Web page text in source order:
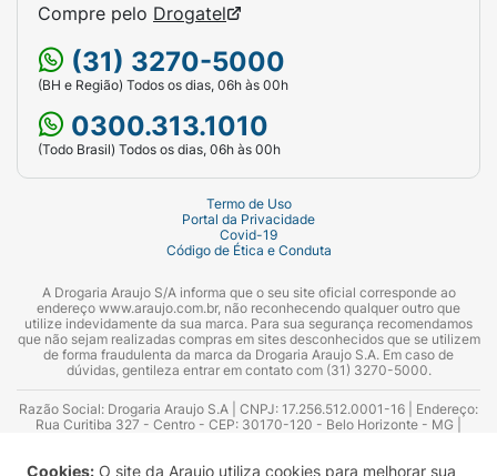
Cookies: O site da Araujo utiliza cookies para melhorar sua
Compre pelo Drogatel
(31) 3270-5000
(BH e Região) Todos os dias, 06h às 00h
0300.313.1010
(Todo Brasil) Todos os dias, 06h às 00h
Termo de Uso
Portal da Privacidade
Covid-19
Código de Ética e Conduta
A Drogaria Araujo S/A informa que o seu site oficial corresponde ao
endereço www.araujo.com.br, não reconhecendo qualquer outro que
utilize indevidamente da sua marca. Para sua segurança recomendamos
que não sejam realizadas compras em sites desconhecidos que se utilizem
de forma fraudulenta da marca da Drogaria Araujo S.A. Em caso de
dúvidas, gentileza entrar em contato com (31) 3270-5000.
Razão Social: Drogaria Araujo S.A | CNPJ: 17.256.512.0001-16 | Endereço:
Rua Curitiba 327 - Centro - CEP: 30170-120 - Belo Horizonte - MG |
Azevedo Guimarães – CRF 10.965 | Yasmin Silva Alvarenga – CRF 52.584 -